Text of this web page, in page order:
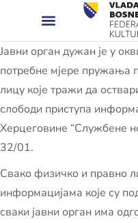
Јавни орган дужан је у
потребне мјере пружања
лицу које тражи да
слободи приступа
Херцеговине “Службене
32/01.
Свако физичко и правно
информацијама које су
сваки јавни орган има